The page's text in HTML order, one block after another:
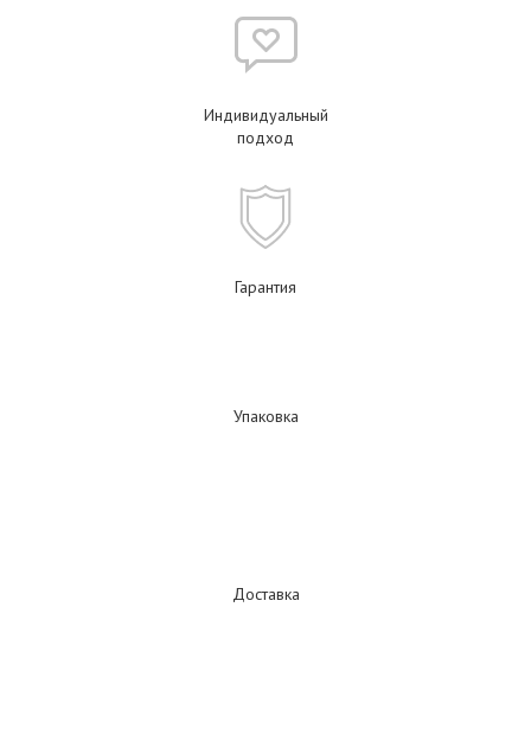
Индивидуальный
подход
Гарантия
Упаковка
Доставка